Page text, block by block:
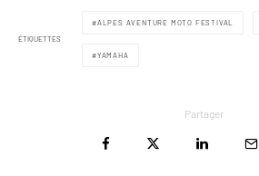
ÉTIQUETTES
ALPES AVENTURE MOTO FESTIVAL
YAMAHA
Partager